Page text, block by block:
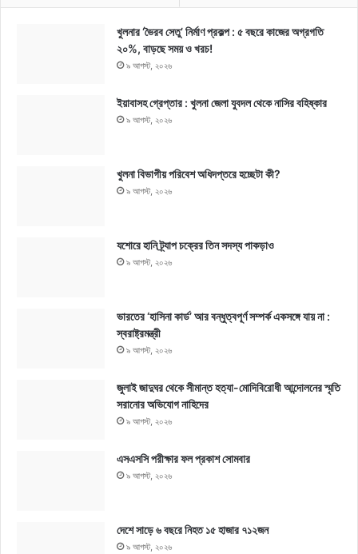
খুলনার ‘ভৈরব সেতু’ নির্মাণ প্রকল্প : ৫ বছরে কাজের অগ্রগতি
২০%, বাড়ছে সময় ও খরচ!
৯ আগস্ট, ২০২৬
ইয়াবাসহ গ্রেপ্তার : খুলনা জেলা যুবদল থেকে নাসির বহিষ্কার
৯ আগস্ট, ২০২৬
খুলনা বিভাগীয় পরিবেশ অধিদপ্তরে হচ্ছেটা কী?
৯ আগস্ট, ২০২৬
যশোরে হানি ট্র্যাপ চক্রের তিন সদস্য পাকড়াও
৯ আগস্ট, ২০২৬
ভারতের ‘হাসিনা কার্ড’ আর বন্ধুত্বপূর্ণ সম্পর্ক একসঙ্গে যায় না :
স্বরাষ্ট্রমন্ত্রী
৯ আগস্ট, ২০২৬
জুলাই জাদুঘর থেকে সীমান্ত হত্যা-মোদিবিরোধী আন্দোলনের স্মৃতি
সরানোর অভিযোগ নাহিদের
৯ আগস্ট, ২০২৬
এসএসসি পরীক্ষার ফল প্রকাশ সোমবার
৯ আগস্ট, ২০২৬
দেশে সাড়ে ৬ বছরে নিহত ১৫ হাজার ৭১২জন
৯ আগস্ট, ২০২৬